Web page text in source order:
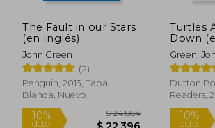
10%
dcto.
5%
The Fault in our Stars
(en Inglés)
John Green
(2)
Penguin, 2013, Tapa
Blanda, Nuevo
Turtles
Down
Green,
Dutton
Readers,
Tapa